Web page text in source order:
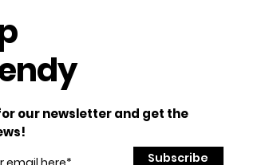
our newsletter and get the
Subscribe